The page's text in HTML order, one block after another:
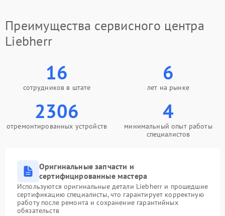
Преимущества сервисного центра
Liebherr
16
сотрудников в штате
6
лет на рынке
2306
отремонтированных устройств
4
минимальный опыт работы
специалистов
Оригинальные запчасти и
сертифицированные мастера
Используются оригинальные детали Liebherr и прошедшие
сертификацию специалисты, что гарантирует корректную
работу после ремонта и сохранение гарантийных
обязательств